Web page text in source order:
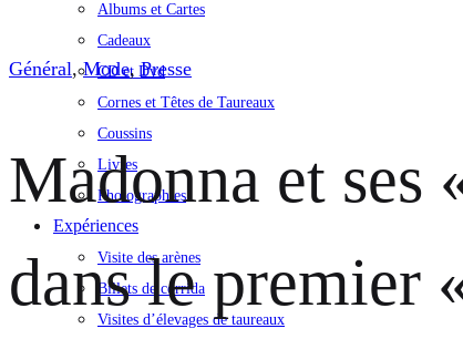
Albums et Cartes
Cadeaux
CD et Dvd
Cornes et Têtes de Taureaux
Coussins
Livres
Photographies
Expériences
Visite des arènes
Billets de corrida
Visites d’élevages de taureaux
Général,Mode,Presse
Madonna et ses
dans le premier